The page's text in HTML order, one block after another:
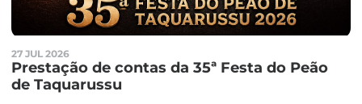
27 JUL 2026
Prestação de contas da 35ª Festa do Peão
de Taquarussu